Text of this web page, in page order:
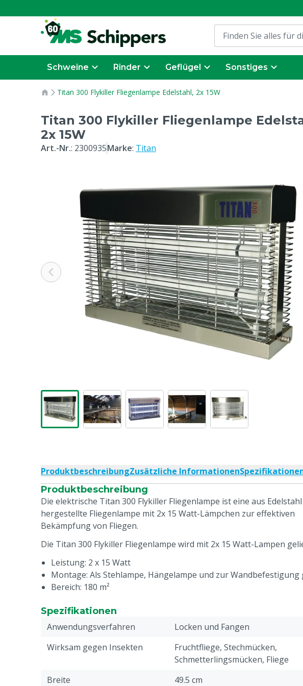
Schweine Rinder Geflügel Sonstiges
Titan 300 Flykiller Fliegenlampe Edelstahl, 2x 15W
Titan 300 Flykiller Fliegenlampe
2x 15W
Art.-Nr.: 2300935Marke: Titan
ProduktbeschreibungZusätzliche Informationen
Produktbeschreibung
Die elektrische Titan 300 Flykiller Fliegenlampe ist eine aus Edelstahl
hergestellte Fliegenlampe mit 2x 15 Watt-Lämpchen zur effektiven
Bekämpfung von Fliegen.
Die Titan 300 Flykiller Fliegenlampe wird mit 2x 15 Watt-Lampen
Leistung: 2 x 15 Watt
Montage: Als Stehlampe, Hängelampe und zur Wandbefestigung
Bereich: 180 m²
Spezifikationen
Anwendungsverfahren
Locken und Fangen
Wirksam gegen Insekten
Fruchtfliege, Stechmücken,
Schmetterlingsmücken, Fliege
Breite
49.5 cm